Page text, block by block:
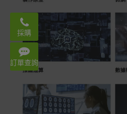
採購
Email:
acerstore.hk@acer.com
訂單查詢
WhatsApp: 3620 2666
Mon – Fri 9:00-18:00